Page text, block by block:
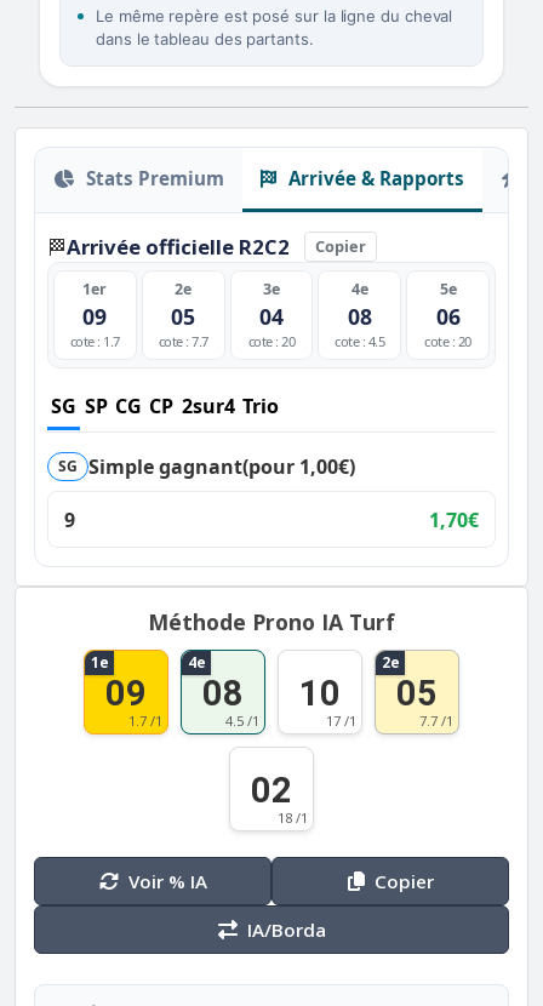
Le même repère est posé sur la ligne du cheval
dans le tableau des partants.
Stats Premium Arrivée & Rapports
🏁Arrivée officielle R2C2 Copier
1er
09
cote : 1.7
2e
05
cote : 7.7
3e
04
cote : 20
4e
08
cote : 4.5
5e
06
cote : 20
SG SP CG CP 2sur4 Trio
SG Simple gagnant(pour 1,00€)
9
1,70€
Méthode Prono IA Turf
1e
09
1.7 /1
4e
08
4.5 /1
10
17 /1
2e
05
7.7 /1
02
18 /1
Voir % IA
Copier
IA/Borda